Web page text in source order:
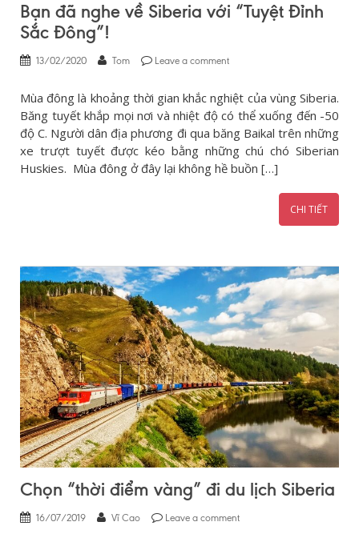
Bạn đã nghe về Siberia với “Tuyệt Đỉnh
Sắc Đông”!
13/02/2020 Tom Leave a comment
Mùa đông là khoảng thời gian khắc nghiệt của vùng Siberia.
Băng tuyết khắp mọi nơi và nhiệt độ có thể xuống đến -50
độ C. Người dân địa phương đi qua băng Baikal trên những
xe trượt tuyết được kéo bằng những chú chó Siberian
Huskies. Mùa đông ở đây lại không hề buồn […]
CHI TIẾT
Chọn “thời điểm vàng” đi du lịch Siberia
16/07/2019 Vĩ Cao Leave a comment